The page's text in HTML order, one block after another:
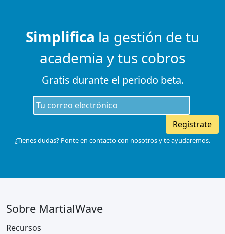
Simplifica la gestión de tu
academia y tus cobros
Gratis durante el periodo beta.
Regístrate
¿Tienes dudas? Ponte en contacto con nosotros y te ayudaremos.
Sobre MartialWave
Recursos